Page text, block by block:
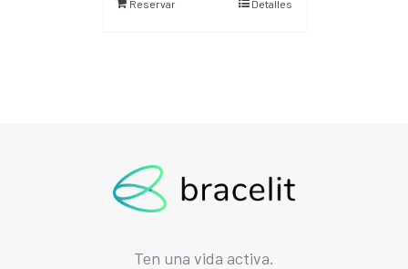
Reservar Detalles
Ten una vida activa.